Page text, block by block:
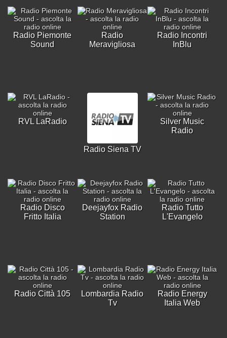
Radio Piemonte
Sound
Radio
Meravigliosa
Radio Incontri
InBlu
RVL LaRadio
Radio Siena TV
Silver Music
Radio
Radio Disco
Fritto Italia
Deejayfox Radio
Station
Radio Tutto
L'Evangelo
Radio Città 105
Lombardia Radio
Tv
Radio Energy
Italia Web